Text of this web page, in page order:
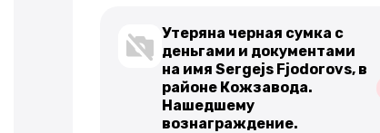
Утеряна черная сумка с
деньгами и документами
на имя Sergejs Fjodorovs, в
районе Кожзавода.
Нашедшему
вознаграждение.